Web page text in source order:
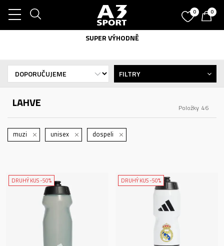
0 0
SUPER VÝHODNĚ
LAHVE 46
Položky
FILTRY
muzi unisex dospeli
DRUHÝ KUS -50% DRUHÝ KUS -50%